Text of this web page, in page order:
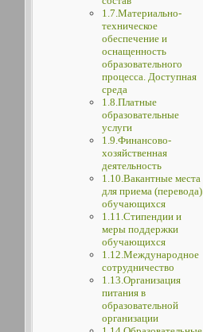
1.7.Материально-
техническое
обеспечение и
оснащенность
образовательного
процесса. Доступная
среда
1.8.Платные
образовательные
услуги
1.9.Финансово-
хозяйственная
деятельность
1.10.Вакантные места
для приема (перевода)
обучающихся
1.11.Стипендии и
меры поддержки
обучающихся
1.12.Международное
сотрудничество
1.13.Организация
питания в
образовательной
организации